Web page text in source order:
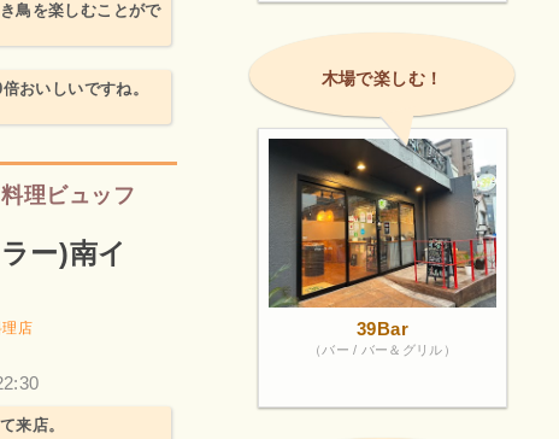
鳥を楽しむことがで
おいしいですね。
理ビュッフ
ー)南イ
理店
来店。
木場で楽しむ！
39Bar
（バー / バー＆グリル）